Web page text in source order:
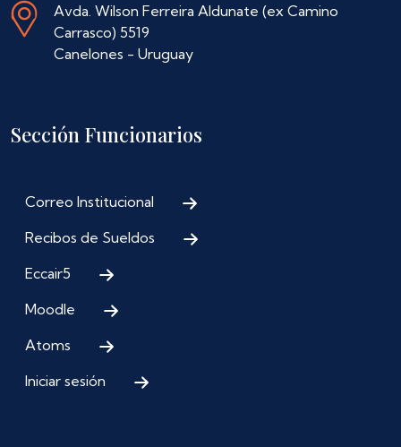
Avda. Wilson Ferreira Aldunate (ex Camino
Carrasco) 5519
Canelones - Uruguay
Sección Funcionarios
Correo Institucional
Recibos de Sueldos
Eccair5
Moodle
Atoms
Iniciar sesión